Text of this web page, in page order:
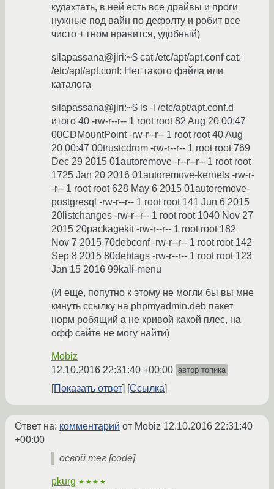
кудахтать, в ней есть все драйвы и проги
нужные под вайн по дефолту и робит все
чисто + гном нравится, удобный)
silapassana@jiri:~$ cat /etc/apt/apt.conf cat:
/etc/apt/apt.conf: Нет такого файла или
каталога
silapassana@jiri:~$ ls -l /etc/apt/apt.conf.d
итого 40 -rw-r--r-- 1 root root 82 Aug 20 00:47
00CDMountPoint -rw-r--r-- 1 root root 40 Aug
20 00:47 00trustcdrom -rw-r--r-- 1 root root 769
Dec 29 2015 01autoremove -r--r--r-- 1 root root
1725 Jan 20 2016 01autoremove-kernels -rw-r-
-r-- 1 root root 628 May 6 2015 01autoremove-
postgresql -rw-r--r-- 1 root root 141 Jun 6 2015
20listchanges -rw-r--r-- 1 root root 1040 Nov 27
2015 20packagekit -rw-r--r-- 1 root root 182
Nov 7 2015 70debconf -rw-r--r-- 1 root root 142
Sep 8 2015 80debtags -rw-r--r-- 1 root root 123
Jan 15 2016 99kali-menu
(И еще, попутно к этому не могли бы вы мне
кинуть ссылку на phpmyadmin.deb пакет
норм робящий а не кривой какой плес, на
офф сайте не могу найти)
Mobiz
12.10.2016 22:31:40 +00:00 автор топика
Показать ответ Ссылка
Ответ на: комментарий от Mobiz 12.10.2016 22:31:40
+00:00
освой тег [сode]
pkurg ★★★★